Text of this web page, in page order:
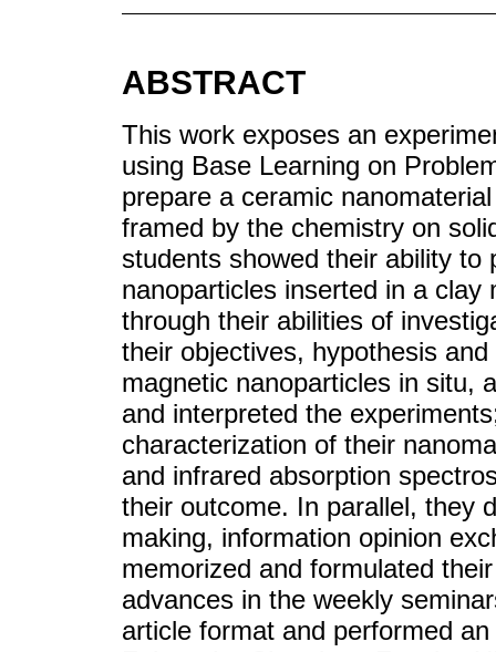
ABSTRACT
This work exposes an
using Base Learning on
prepare a ceramic
framed by the chemistry on
students showed their ability to
nanoparticles inserted in a
through their abilities of
their objectives, hypothesis
magnetic nanoparticles in situ,
and interpreted the
characterization of their
and infrared absorption
their outcome. In parallel, they
making, information opinion
memorized and formulated
advances in the weekly
article format and performed